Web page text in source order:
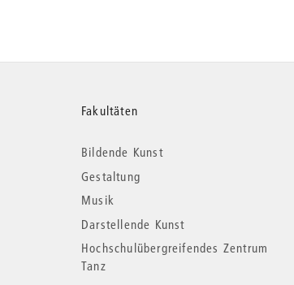
Weitere
Informationen
Fakultäten
Bildende Kunst
Gestaltung
Musik
Darstellende Kunst
Hochschulübergreifendes Zentrum
Tanz